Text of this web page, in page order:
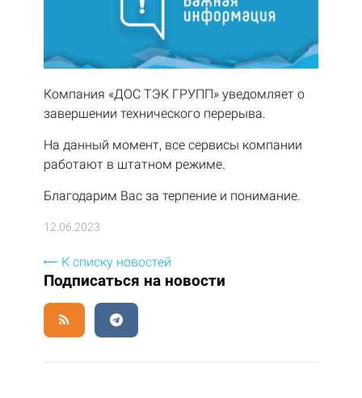
Компания «ДОС ТЭК ГРУПП» уведомляет о
завершении технического перерыва.
На данный момент, все сервисы компании
работают в штатном режиме.
Благодарим Вас за терпение и понимание.
12.06.2023
К списку новостей
Подписаться на новости